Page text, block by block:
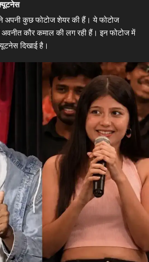
अपनी कुछ फोटोज शेयर की हैं। ये फोटोज
कौर कमाल की लग रही हैं। इन फोटोज में
दिखाई है।